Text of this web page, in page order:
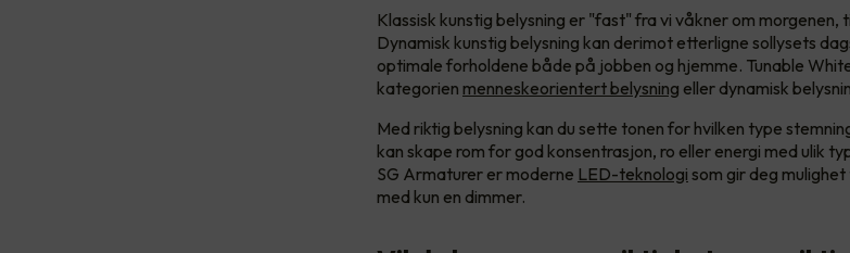
Klassisk kunstig belysning er "fast" fra vi våkner om morgenen,
Dynamisk kunstig belysning kan derimot etterligne sollysets
optimale forholdene både på jobben og hjemme. Tunable
kategorien menneskeorientert belysning eller dynamisk
Med riktig belysning kan du sette tonen for hvilken type
kan skape rom for god konsentrasjon, ro eller energi med ulik
SG Armaturer er moderne LED-teknologi som gir deg
med kun en dimmer.